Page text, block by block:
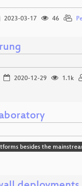
2023-03-17 46
2020-12-29 1.1k
besides the